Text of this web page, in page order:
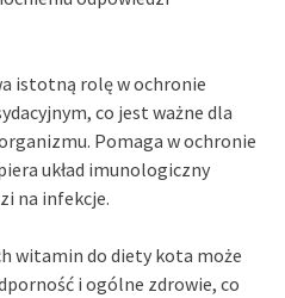
istotną rolę w ochronie
co jest ważne dla
Pomaga w ochronie
układ imunologiczny
na infekcje.
witamin do diety kota może
i ogólne zdrowie, co